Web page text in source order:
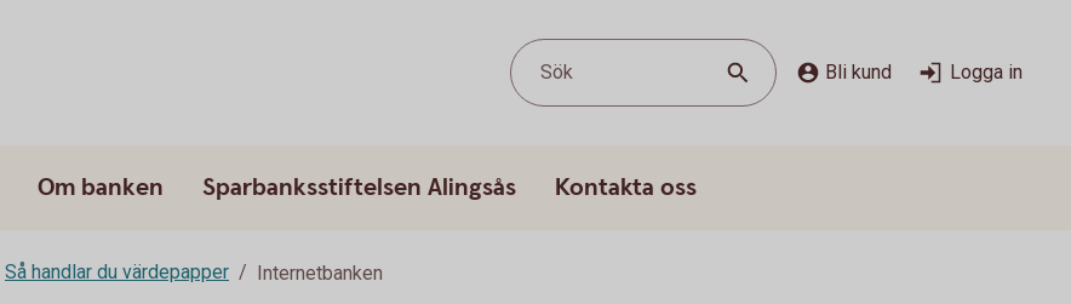
Sök Bli kund Logga in
Om banken Sparbanksstiftelsen Alingsås Kontakta oss
Så handlar du värdepapper Internetbanken